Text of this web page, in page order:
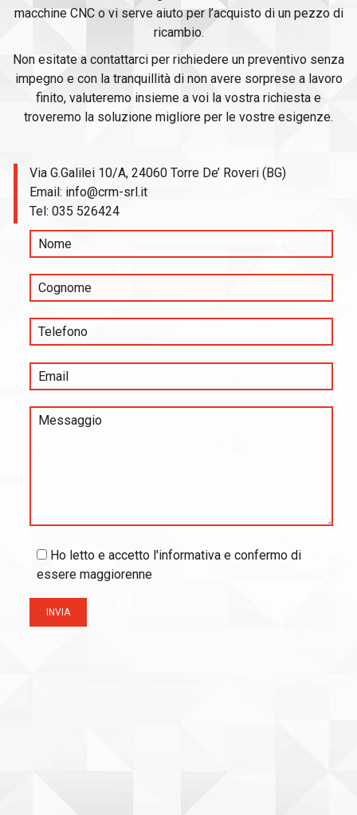
macchine CNC o vi serve aiuto per l’acquisto di un pezzo di
ricambio.
Non esitate a contattarci per richiedere un preventivo senza
impegno e con la tranquillità di non avere sorprese a lavoro
finito, valuteremo insieme a voi la vostra richiesta e
troveremo la soluzione migliore per le vostre esigenze.
Via G.Galilei 10/A, 24060 Torre De’ Roveri (BG)
Email: info@crm-srl.it
Tel:035 526424
Ho letto e accetto l'informativa e confermo di
essere maggiorenne